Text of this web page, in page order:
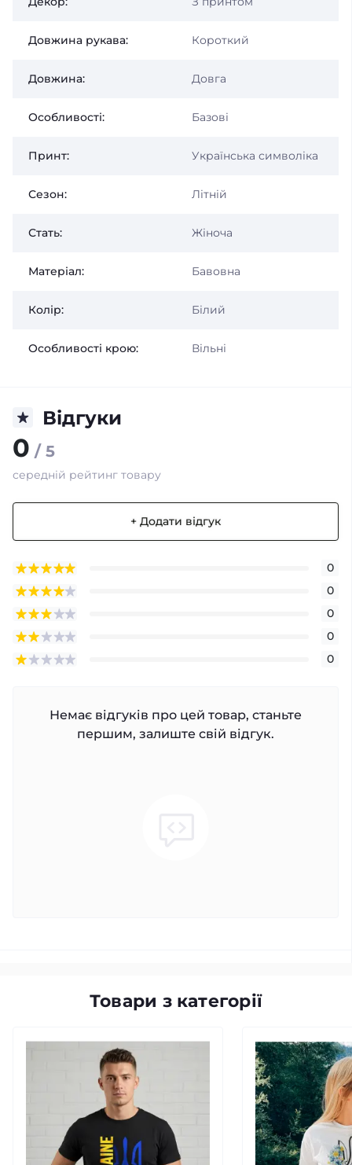
Довжина рукава: Короткий
Довжина: Довга
Особливості: Базові
Принт: Українська символіка
Сезон: Літній
Стать: Жіноча
Матеріал: Бавовна
Колір: Білий
Особливості крою: Вільні
Відгуки
0 / 5
середній рейтинг товару
+ Додати відгук
0
0
0
0
0
Немає відгуків про цей товар, станьте
першим, залиште свій відгук.
Товари з категорії